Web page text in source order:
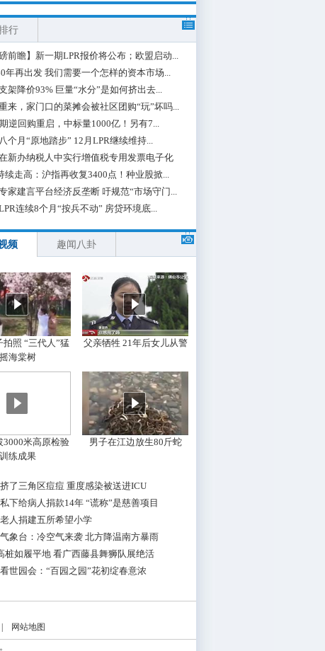
行
磅前瞻】新一期LPR报价将公布；欧盟启动...
年再出发 我们需要一个怎样的资本市场...
架降价93% 巨量“水分”是如何挤出去...
来，家门口的菜摊会被社区团购“玩”坏吗...
逆回购重启，中标量1000亿！另有7...
个月“原地踏步” 12月LPR继续维持...
新办纳税人中实行增值税专用发票电子化
续走高：沪指再收复3400点！种业股掀...
家建言平台经济反垄断 吁规范“市场守门...
连续8个月“按兵不动” 房贷环境底...
频 趣闻八卦
拍照 “三代人”猛
摇海棠树
父亲牺牲 21年后女儿从警
3000米高原检验
训练成果
男子在江边放生80斤蛇
了三角区痘痘 重度感染被送进ICU
下给病人捐款14年 “谎称”是慈善项目
人捐建五所希望小学
象台：冷空气来袭 北方降温南方暴雨
桩如履平地 看广西藤县舞狮队展绝活
世园会：“百园之园”花初绽春意浓
网站地图